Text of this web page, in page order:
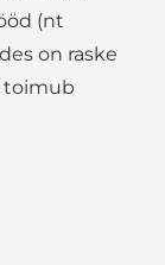
(nt
on raske
toimub